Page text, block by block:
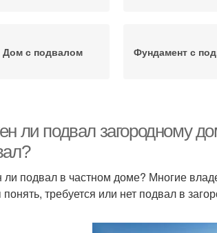
Дом с подвалом Фундамент с
ли подвал загородному
подвал в частном доме? Многие
требуется или нет подвал в